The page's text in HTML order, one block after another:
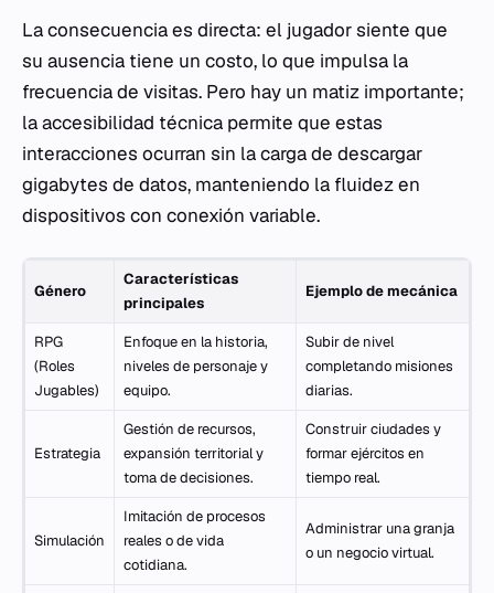
La consecuencia es directa: el jugador siente que
su ausencia tiene un costo, lo que impulsa la
frecuencia de visitas. Pero hay un matiz importante;
la accesibilidad técnica permite que estas
interacciones ocurran sin la carga de descargar
gigabytes de datos, manteniendo la fluidez en
dispositivos con conexión variable.
Género
Características
principales
Ejemplo de mecánica
RPG
(Roles
Jugables)
Enfoque en la historia,
niveles de personaje y
equipo.
Subir de nivel
completando misiones
diarias.
Estrategia
Gestión de recursos,
expansión territorial y
toma de decisiones.
Construir ciudades y
formar ejércitos en
tiempo real.
Simulación
Imitación de procesos
reales o de vida
cotidiana.
Administrar una granja
o un negocio virtual.